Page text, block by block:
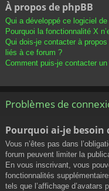
À propos de phpBB
Qui a développé ce logiciel
Pourquoi la fonctionnalité X
Qui dois-je contacter à propos
liés à ce forum ?
Comment puis-je contacter
Problèmes de
Pourquoi ai-je besoin
Vous n’êtes pas dans
forum peuvent limiter la
En vous inscrivant, vous
fonctionnalités
tels que l’affichage d’avatars